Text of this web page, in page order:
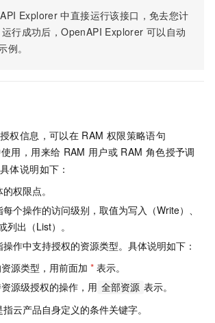
Explorer 中直接运行该接口，免去您计
行成功后，OpenAPI Explorer 可以自动
例。
权信息，可以在 RAM 权限策略语句
用，用来给 RAM 用户或 RAM 角色授予调
体说明如下：
权限点。
个操作的访问级别，取值为写入（Write）、
列出（List）。
作中支持授权的资源类型。具体说明如下：
源类型，用前面加 * 表示。
源级授权的操作，用 全部资源 表示。
云产品自身定义的条件关键字。